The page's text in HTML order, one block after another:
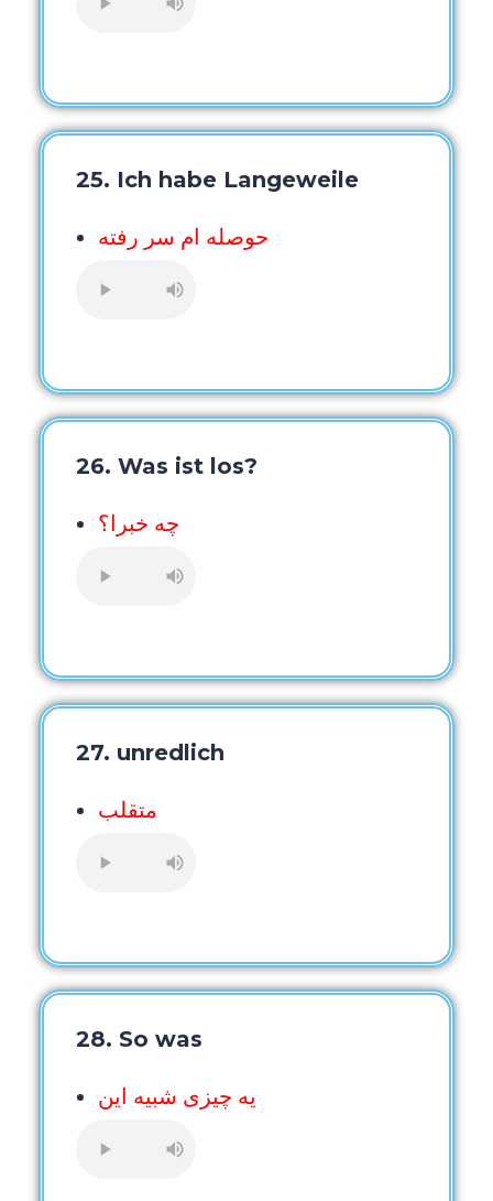
25. Ich habe Langeweile
حوصله ام سر رفته
26. Was ist los?
چه خبرا؟
27. unredlich
متقلب
28. So was
یه چیزی شبیه این